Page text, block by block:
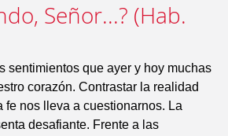
Señor...? (Hab.
sentimientos que ayer y hoy muchas
corazón. Contrastar la realidad
fe nos lleva a cuestionarnos. La
desafiante. Frente a las